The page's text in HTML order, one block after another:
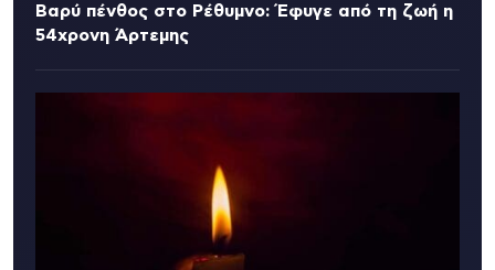
Βαρύ πένθος στο Ρέθυμνο: Έφυγε από τη ζωή η
54χρονη Άρτεμης